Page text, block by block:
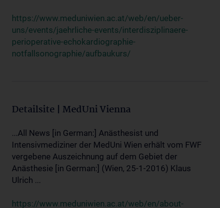
https://www.meduniwien.ac.at/web/en/ueber-
uns/events/jaehrliche-events/interdisziplinaere-
perioperative-echokardiographie-
notfallsonographie/aufbaukurs/
Detailsite | MedUni Vienna
...All News [in German:] Anästhesist und
Intensivmediziner der MedUni Wien erhält vom FWF
vergebene Auszeichnung auf dem Gebiet der
Anästhesie [in German:] (Wien, 25-1-2016) Klaus
Ulrich ...
https://www.meduniwien.ac.at/web/en/about-